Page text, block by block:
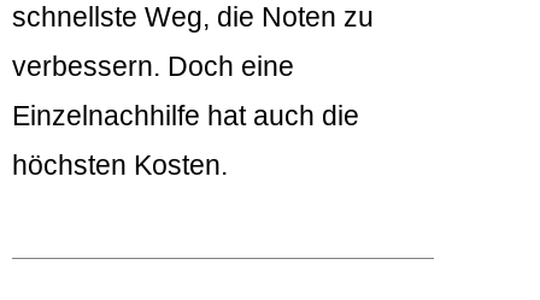
schnellste Weg, die Noten zu
verbessern. Doch eine
Einzelnachhilfe hat auch die
höchsten Kosten.